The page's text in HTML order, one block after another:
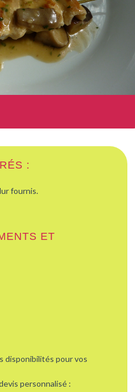
:
fournis.
ET
disponibilités pour vos
personnalisé :